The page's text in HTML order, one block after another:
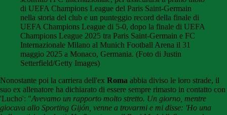
di UEFA Champions League del Paris Saint-Germain
nella storia del club e un punteggio record della finale di
UEFA Champions League di 5-0, dopo la finale di UEFA
Champions League 2025 tra Paris Saint-Germain e FC
Internazionale Milano al Munich Football Arena il 31
maggio 2025 a Monaco, Germania. (Foto di Justin
Setterfield/Getty Images)
Nonostante poi la carriera dell'ex Roma abbia diviso le loro strade, il
suo ex allenatore ha dichiarato di essere sempre rimasto in contatto con
'Lucho': "Avevamo un rapporto molto stretto. Un giorno, mentre
giocava allo Sporting Gijón , venne a trovarmi e mi disse: 'Ho una